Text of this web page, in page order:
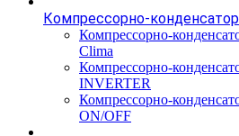
Компрессорно-
Компрессорно-
Clima
Компрессорно-
INVERTER
Компрессорно-
ON/OFF